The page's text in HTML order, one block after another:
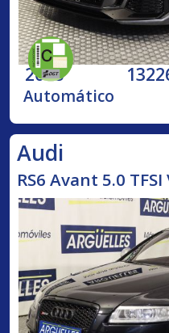
2018
Automático
Audi
RS6 Avant 5.0